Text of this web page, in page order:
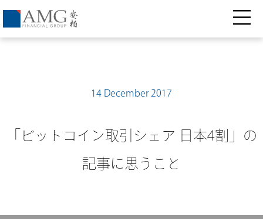
14 December 2017
「ビットコイン取引シェア 日本4割」の
記事に思うこと